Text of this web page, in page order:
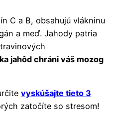
C a B, obsahujú vlákninu
a meď. Jahody patria
jahôd chráni váš mozog
vyskúšajte tieto 3
zatočíte so stresom!